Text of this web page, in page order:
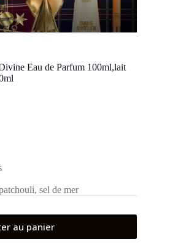
Eau de Parfum 100ml,lait
sel de mer
au panier